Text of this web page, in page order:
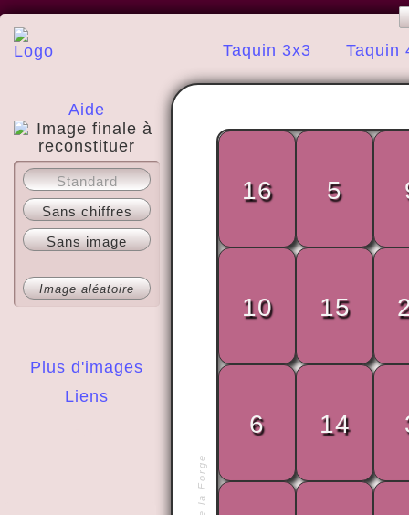
Taquin 3x3 Taquin
Aide
A propos
Plus d'images
Liens
Standard
Sans chiffres
Sans image
Image aléatoire
« Ce qui
16 5
10 15
6 14